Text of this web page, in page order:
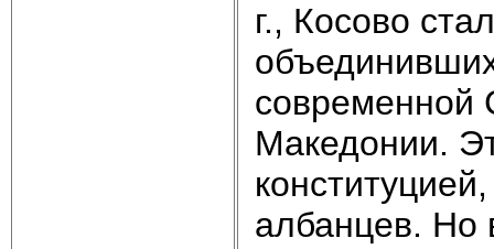
г., Косово
современной
Македонии.
албанцев. Но